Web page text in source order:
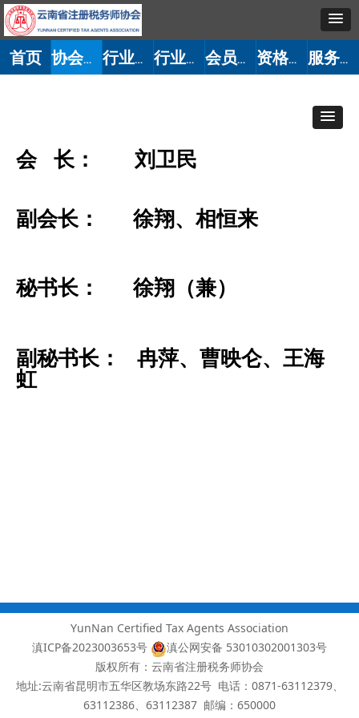
首页 协会概况 行业党建 行业动态 会员管理 资格考试 服务大厅
会 长： 刘卫民
副会长： 徐翔、相恒来
秘书长： 徐翔（兼）
副秘书长： 冉萍、曹映仑、王海
虹
YunNan Certified Tax Agents Association
滇ICP备2023003653号
滇公网安备 53010302001303号
版权所有：云南省注册税务师协会
地址:云南省昆明市五华区教场东路22号 电话：0871-63112379、
63112386、63112387 邮编：650000